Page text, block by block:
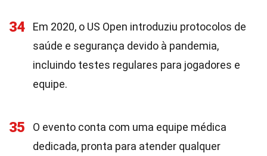
34
Em 2020, o US Open introduziu protocolos de
saúde e segurança devido à pandemia,
incluindo testes regulares para jogadores e
equipe.
35
O evento conta com uma equipe médica
dedicada, pronta para atender qualquer